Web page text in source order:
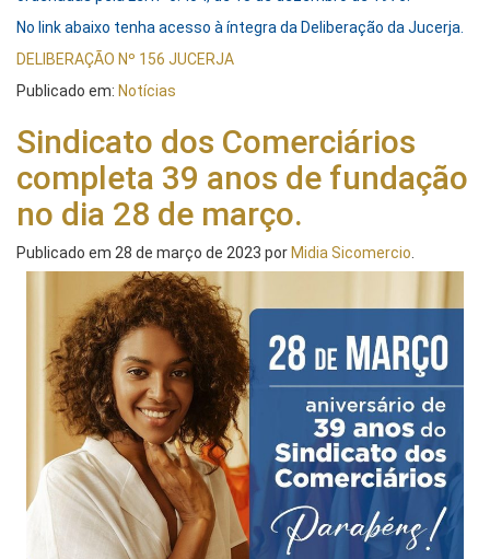
No link abaixo tenha acesso à íntegra da Deliberação da Jucerja.
DELIBERAÇÃO Nº 156 JUCERJA
Publicado em: Notícias
Sindicato dos Comerciários
completa 39 anos de fundação
no dia 28 de março.
Publicado em 28 de março de 2023 por Midia Sicomercio